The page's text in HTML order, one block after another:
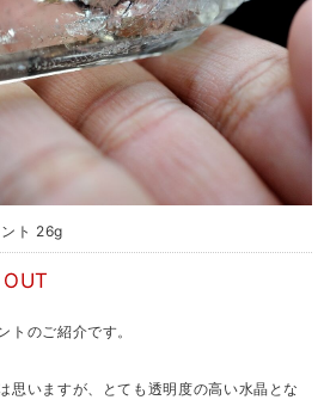
ト 26g
トのご紹介です。
思いますが、とても透明度の高い水晶とな